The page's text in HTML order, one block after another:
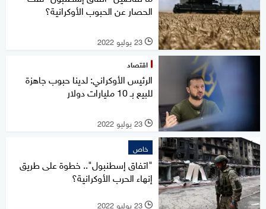
الحصار عن الحبوب الأوكرانية؟
l 23 يوليو 2022
اقتصاد
الرئيس الأوكراني: لدينا حبوب جاهزة
للبيع بـ 10 مليارات دولار
l 23 يوليو 2022
خاص
"اتفاق إسطنبول".. خطوة على طريق
إنهاء الحرب الأوكرانية؟
l 23 يوليو 2022